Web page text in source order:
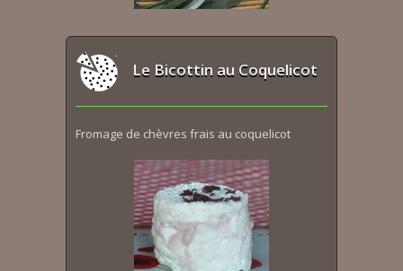
Le Bicottin au Coquelicot
Fromage de chèvres frais au coquelicot